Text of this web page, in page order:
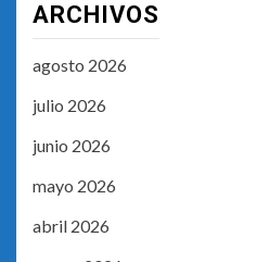
ARCHIVOS
agosto 2026
julio 2026
junio 2026
mayo 2026
abril 2026